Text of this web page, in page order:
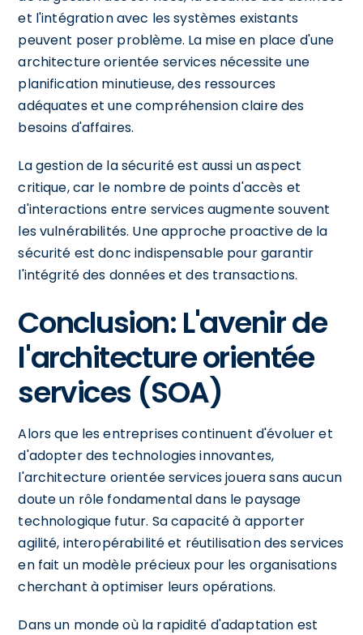
et l'intégration avec les systèmes existants
peuvent poser problème. La mise en place d'une
architecture orientée services nécessite une
planification minutieuse, des ressources
adéquates et une compréhension claire des
besoins d'affaires.
La gestion de la sécurité est aussi un aspect
critique, car le nombre de points d'accès et
d'interactions entre services augmente souvent
les vulnérabilités. Une approche proactive de la
sécurité est donc indispensable pour garantir
l'intégrité des données et des transactions.
Conclusion: L'avenir de
l'architecture orientée
services (SOA)
Alors que les entreprises continuent d'évoluer et
d'adopter des technologies innovantes,
l'architecture orientée services jouera sans aucun
doute un rôle fondamental dans le paysage
technologique futur. Sa capacité à apporter
agilité, interopérabilité et réutilisation des services
en fait un modèle précieux pour les organisations
cherchant à optimiser leurs opérations.
Dans un monde où la rapidité d'adaptation est